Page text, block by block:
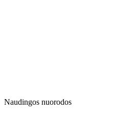
Naudingos nuorodos